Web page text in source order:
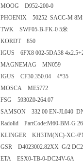
MOOG D952-200-0
PHOENIX 50252 SACC-M
TWK SWF05-B-FK-0 5米
KORDT 850
IGUS 6FX8 002-5DA38
MAGNEMAG MN059
IGUS CF30.350.04 4*35
MOSCA ME5772
FSG 5930Z0-264.07
SAMSON 332 00 EN-JL040
Radolid PartCode:M60-BM-G
KLINGER KH3TM(NC)-XC-/
GSR D4023002.82XX G/2
ETA ESX0-TB-0-DC24V-6A